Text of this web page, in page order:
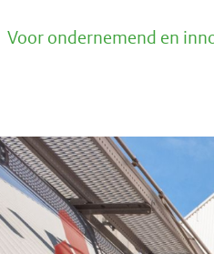
Voor ondernemend en